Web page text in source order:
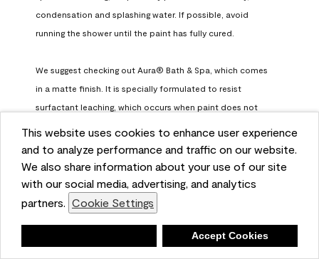
This website uses cookies to enhance user experience
and to analyze performance and traffic on our website.
We also share information about your use of our site
with our social media, advertising, and analytics
partners. Cookie Settings
Accept Cookies
condensation and splashing water. If possible, avoid
running the shower until the paint has fully cured.
We suggest checking out Aura® Bath & Spa, which comes
in a matte finish. It is specially formulated to resist
surfactant leaching, which occurs when paint does not
https://www.benjaminmoore.com/en-us/interior-exterior-
paints-stains/product-catalog/abs/aura-bath-and-spa-
paint
Benjamin Moore Support